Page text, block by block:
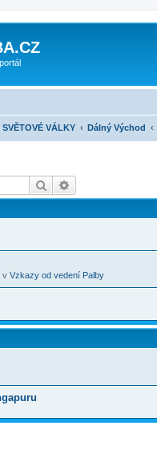
VÁLKY Dálný Východ
Hledat
v Vzkazy od vedení Palby